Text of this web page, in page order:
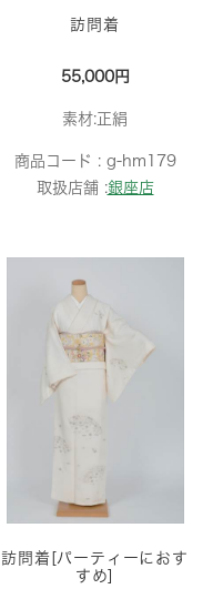
訪問着
55,000円
素材:正絹
商品コード : g-hm179
取扱店舗 :銀座店
訪問着[パーティーにおす
すめ]